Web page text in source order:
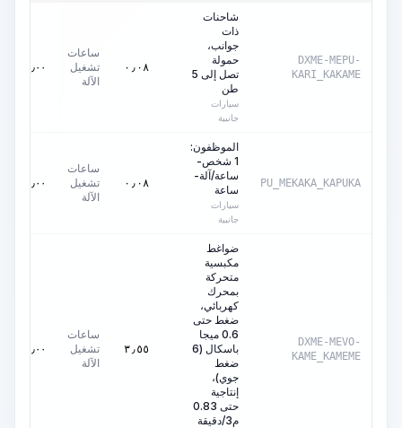
DXME-MEPU-
KARI_KAKAME
شاحنات
ذات
جوانب،
حمولة
تصل إلى 5
طن
سيارات
جانبية
٠٫٠٨
ساعات
تشغيل
الآلة
٠٫٠٠
PU_MEKAKA_KAPUKA
الموظفون:
1 شخص-
ساعة/آلة-
ساعة
سيارات
جانبية
٠٫٠٨
ساعات
تشغيل
الآلة
٠٫٠٠
DXME-MEVO-
KAME_KAMEME
ضواغط
مكبسية
متحركة
بمحرك
كهربائي،
ضغط حتى
0.6 ميجا
باسكال (6
ضغط
جوي)،
إنتاجية
حتى 0.83
م3/دقيقة
٣٫٥٥
ساعات
تشغيل
الآلة
٠٫٠٠